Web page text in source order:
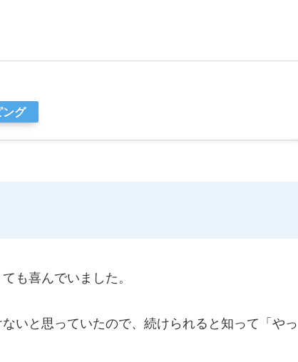
グ
も喜んでいました。
いと思っていたので、続けられると知って「やっ